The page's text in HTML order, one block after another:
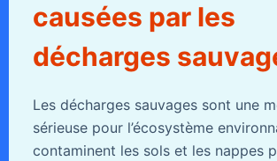
causées par les
décharges
Les décharges sauvages sont une
sérieuse pour l’écosystème
contaminent les sols et les nappes